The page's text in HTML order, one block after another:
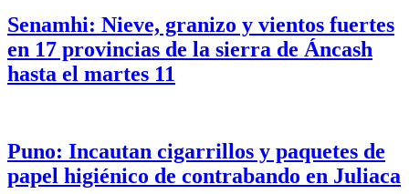
Senamhi: Nieve, granizo y vientos fuertes
en 17 provincias de la sierra de Áncash
hasta el martes 11
Puno: Incautan cigarrillos y paquetes de
papel higiénico de contrabando en Juliaca